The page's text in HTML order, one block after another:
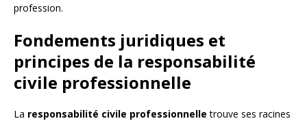
profession.
Fondements juridiques et
principes de la responsabilité
civile professionnelle
La responsabilité civile professionnelle trouve ses racines